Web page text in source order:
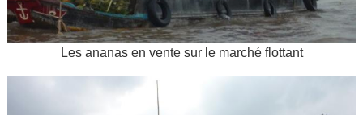
Les ananas en vente sur le marché flottant